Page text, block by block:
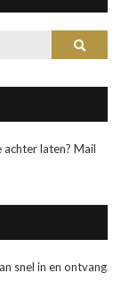
achter laten? Mail
snel in en ontvang